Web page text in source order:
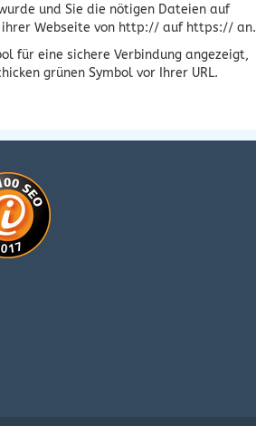
und Sie die nötigen Dateien auf
Webseite von http:// auf https:// an.
für eine sichere Verbindung angezeigt,
grünen Symbol vor Ihrer URL.